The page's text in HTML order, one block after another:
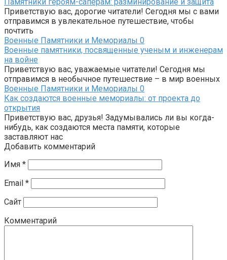
Приветствую вас, дорогие читатели! Сегодня мы с вами
отправимся в увлекательное путешествие, чтобы
почтить
Военные Памятники и Мемориалы 0
Военные памятники, посвященные ученым и инженерам
на войне
Приветствую вас, уважаемые читатели! Сегодня мы
отправимся в необычное путешествие – в мир военных
Военные Памятники и Мемориалы 0
Как создаются военные мемориалы: от проекта до
открытия
Приветствую вас, друзья! Задумывались ли вы когда-
нибудь, как создаются места памяти, которые
заставляют нас
Добавить комментарий
Имя *
Email *
Сайт
Комментарий